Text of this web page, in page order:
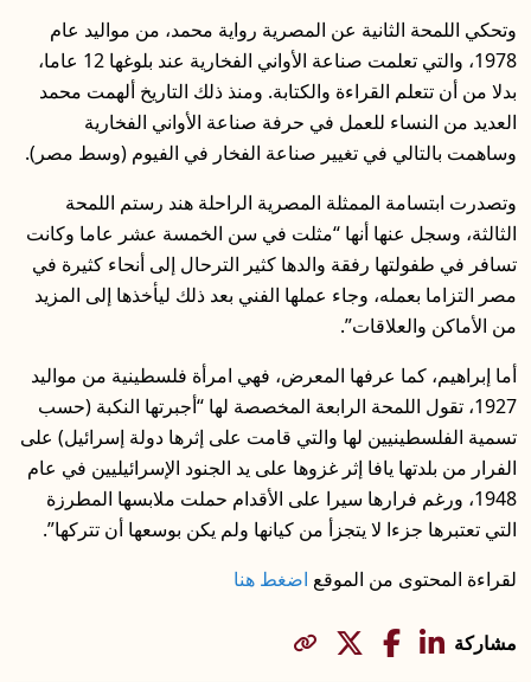
وتحكي اللمحة الثانية عن المصرية رواية محمد، من مواليد عام
1978، والتي تعلمت صناعة الأواني الفخارية عند بلوغها 12 عاما،
بدلا من أن تتعلم القراءة والكتابة. ومنذ ذلك التاريخ ألهمت محمد
العديد من النساء للعمل في حرفة صناعة الأواني الفخارية
وساهمت بالتالي في تغيير صناعة الفخار في الفيوم (وسط مصر).
وتصدرت ابتسامة الممثلة المصرية الراحلة هند رستم اللمحة
الثالثة، وسجل عنها أنها “مثلت في سن الخمسة عشر عاما وكانت
تسافر في طفولتها رفقة والدها كثير الترحال إلى أنحاء كثيرة في
مصر التزاما بعمله، وجاء عملها الفني بعد ذلك ليأخذها إلى المزيد
من الأماكن والعلاقات”.
أما إبراهيم، كما عرفها المعرض، فهي امرأة فلسطينية من مواليد
1927، تقول اللمحة الرابعة المخصصة لها “أجبرتها النكبة (حسب
تسمية الفلسطينيين لها والتي قامت على إثرها دولة إسرائيل) على
الفرار من بلدتها يافا إثر غزوها على يد الجنود الإسرائيليين في عام
1948، ورغم فرارها سيرا على الأقدام حملت ملابسها المطرزة
التي تعتبرها جزءا لا يتجزأ من كيانها ولم يكن بوسعها أن تتركها”.
لقراءة المحتوى من الموقع اضغط هنا
مشاركة